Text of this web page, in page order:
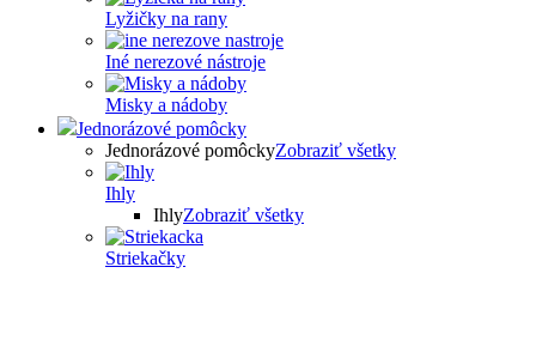
Lyžičky na rany
Iné nerezové nástroje
Misky a nádoby
Jednorázové pomôcky
Jednorázové pomôckyZobraziť všetky
Ihly
IhlyZobraziť všetky
Striekačky